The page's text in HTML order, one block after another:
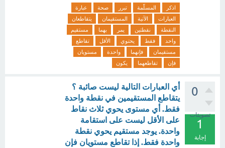
اذكر المسلّمة تبرر صحة
عبارة
العبارات
الآتية المستقيمان
يتقاطعان
النقطة
نقطتين يمر بهما
مستقيم
واحد
فقط يحتوي الأقل
تقاطع
مستقيمان
فإنهما واحدة
مستويان
فإن
تقاطعهما يكون
0
تصويتات
1
إجابة
أي العبارات التالية ليست صائبة ؟
يتقاطع المستقيمين في نقطة واحدة
فقط. أي مستوى يحوي ثلاث نقاط
على الأقل ليست على استقامة
واحدة. يوجد مستقيم يحوي نقطة
واحدة فقط. إذا تقاطع مستويان فإن